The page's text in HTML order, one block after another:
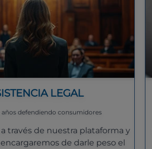
LEGAL
años defendiendo consumidores
través de nuestra plataforma y
de darle peso el